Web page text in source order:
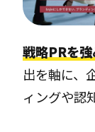
戦略PRを強
出を軸に、
ィングや認